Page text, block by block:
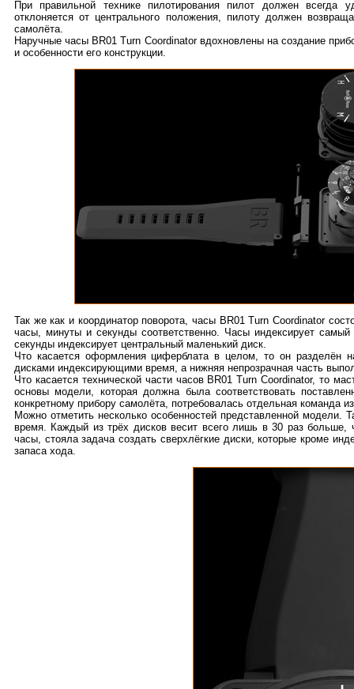
При правильной технике пилотирования пилот должен
отклоняется от центрального положения, пилоту должен
самолёта.
Наручные часы BR01 Turn Coordinator вдохновлены на создание
и особенности его конструкции.
Так же как и координатор поворота, часы BR01 Turn Coordinator
часы, минуты и секунды соответственно. Часы индексирует
секунды индексирует центральный маленький диск.
Что касается оформления циферблата в целом, то он разделён
дисками индексирующими время, а нижняя непрозрачная часть
Что касается технической части часов BR01 Turn Coordinator, то
основы модели, которая должна была соответствовать
конкретному прибору самолёта, потребовалась отдельная команда
Можно отметить несколько особенностей представленной модели.
время. Каждый из трёх дисков весит всего лишь в 30 раз
часы, стояла задача создать сверхлёгкие диски, которые кроме
запаса хода.